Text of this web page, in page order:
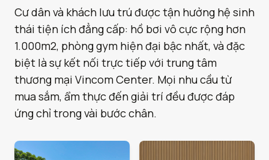
Cư dân và khách lưu trú được tận hưởng hệ sinh
thái tiện ích đẳng cấp: hồ bơi vô cực rộng hơn
1.000m2, phòng gym hiện đại bậc nhất, và đặc
biệt là sự kết nối trực tiếp với trung tâm
thương mại Vincom Center. Mọi nhu cầu từ
mua sắm, ẩm thực đến giải trí đều được đáp
ứng chỉ trong vài bước chân.